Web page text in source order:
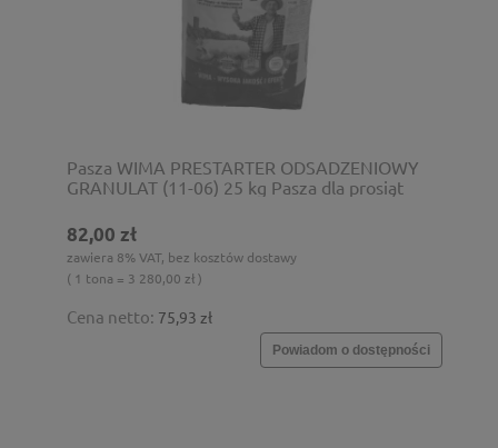
Pasza WIMA PRESTARTER ODSADZENIOWY
GRANULAT (11-06) 25 kg Pasza dla prosiąt
82,00 zł
zawiera 8% VAT, bez kosztów dostawy
( 1 tona = 3 280,00 zł )
Cena netto: 75,93 zł
Powiadom o dostępności